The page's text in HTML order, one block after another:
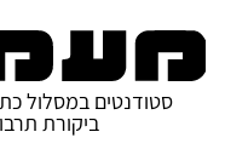
סטודנטים במסלול
ביקורת